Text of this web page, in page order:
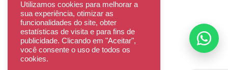
Trabalhe Conosco
Política de Privacidade
Utilizamos cookies para melhorar a
sua experiência, otimizar as
funcionalidades do site, obter
estatísticas de visita e para fins de
publicidade. Clicando em "Aceitar",
você consente o uso de todos os
cookies.